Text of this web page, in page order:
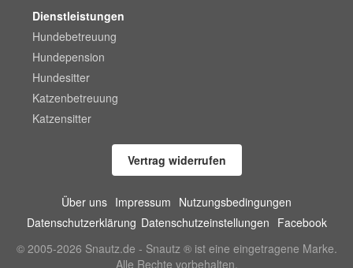
Dienstleistungen
Hundebetreuung
Hundepension
Hundesitter
Katzenbetreuung
Katzensitter
Vertrag widerrufen
Über uns Impressum Nutzungsbedingungen
Datenschutzerklärung Datenschutzeinstellungen Facebook
© 2005-2026 Snautz.de - Snautz ® ist eine eingetragene Marke.
Alle Rechte vorbehalten.